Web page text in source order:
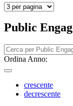
Public
Ordina Anno:
crescente
decrescente